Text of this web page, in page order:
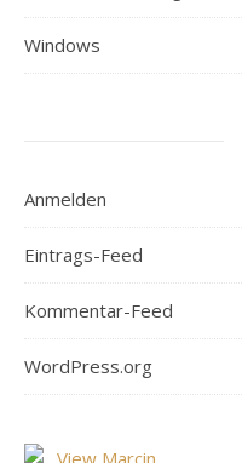
Windows
Anmelden
Eintrags-Feed
Kommentar-Feed
WordPress.org